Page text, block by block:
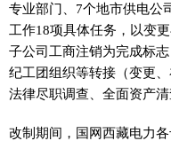
专业部门、7个地市供电公
工作18项具体任务，以变
子公司工商注销为完成标
纪工团组织等转接（变更
法律尽职调查、全面资产清
改制期间，国网西藏电力